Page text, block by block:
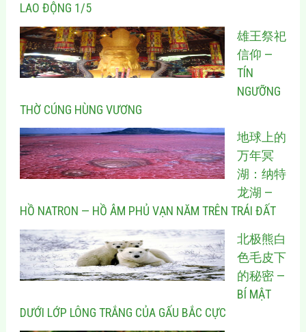
LAO ĐỘNG 1/5
雄王祭祀
信仰 —
TÍN
NGƯỠNG
THỜ CÚNG HÙNG VƯƠNG
地球上的
万年冥
湖：纳特
龙湖 —
HỒ NATRON — HỒ ÂM PHỦ VẠN NĂM TRÊN TRÁI ĐẤT
北极熊白
色毛皮下
的秘密 —
BÍ MẬT
DƯỚI LỚP LÔNG TRẮNG CỦA GẤU BẮC CỰC